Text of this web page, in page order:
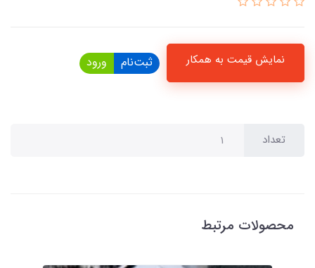
نمایش قیمت به همکار ثبت‌نام ورود
تعداد
محصولات مرتبط